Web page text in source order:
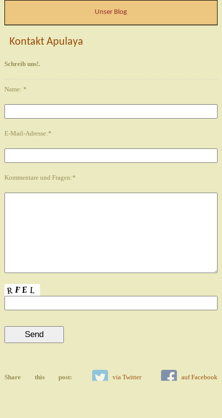
Unser Blog
Kontakt Apulaya
Schreib uns!.
Name: *
E-Mail-Adresse:*
Kommentare und Fragen:*
Share this post: via Twitter auf Facebook